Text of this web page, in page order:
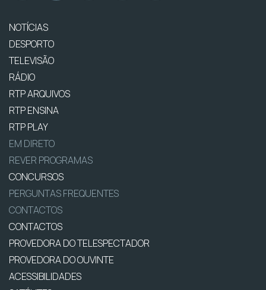
NOTÍCIAS
DESPORTO
TELEVISÃO
RÁDIO
RTP ARQUIVOS
RTP ENSINA
RTP PLAY
EM DIRETO
REVER PROGRAMAS
CONCURSOS
PERGUNTAS FREQUENTES
CONTACTOS
CONTACTOS
PROVEDORA DO TELESPECTADOR
PROVEDORA DO OUVINTE
ACESSIBILIDADES